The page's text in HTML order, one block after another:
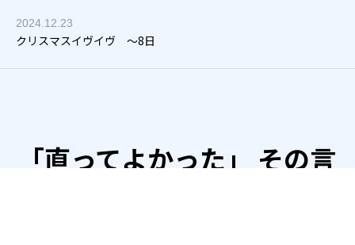
2026.01.05
2026年 本格始動
2024.12.31
残り6
2024.12.24
残り１
2024.12.23
クリスマスイヴイヴ ～8日
2024.12.20
あと14、13、12，11
「直ってよかった」 その言